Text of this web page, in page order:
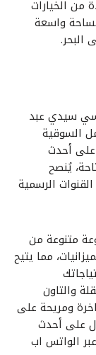
من الخيارات
واسعة
البحر.
سيدي عبد
السوقية
على أحدث
يُنصح
الرسمية
متنوعة من
مما يتيح
والتاون
ومريحة على
على أحدث
الواتس اب